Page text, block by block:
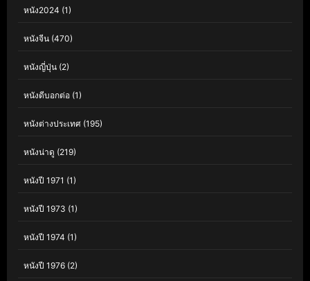
หนัง2024 (1)
หนังจีน (470)
หนังญี่ปุ่น (2)
หนังดีบอกต่อ (1)
หนังต่างประเทศ (195)
หนังน่าดู (219)
หนังปี 1971 (1)
หนังปี 1973 (1)
หนังปี 1974 (1)
หนังปี 1976 (2)